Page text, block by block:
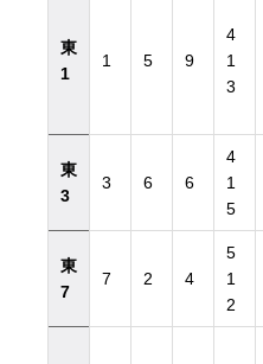
東
1
1 5 9
4
1
3
東
3
3 6 6
4
1
5
東
7
7 2 4
5
1
2